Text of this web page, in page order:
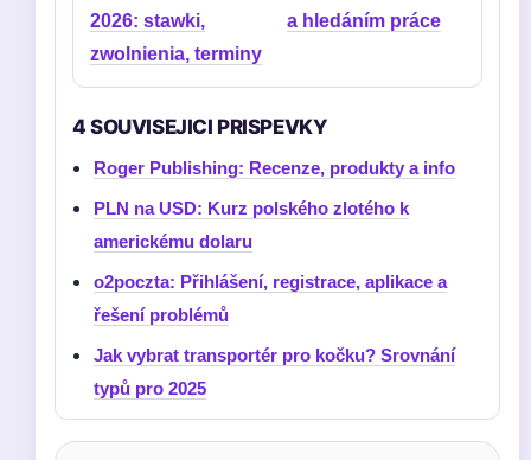
2026: stawki,
zwolnienia, terminy
a hledáním práce
4 SOUVISEJICI PRISPEVKY
Roger Publishing: Recenze, produkty a info
PLN na USD: Kurz polského zlotého k
americkému dolaru
o2poczta: Přihlášení, registrace, aplikace a
řešení problémů
Jak vybrat transportér pro kočku? Srovnání
typů pro 2025